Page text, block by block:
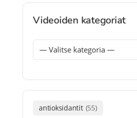
Videoiden kategoriat
antioksidantit (55)